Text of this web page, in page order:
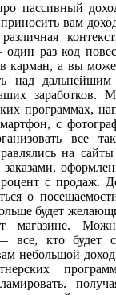
пассивный
вам
один раз код
карман, а вы
над
заработков.
программах,
с
все
на
заказами,
с продаж.
о
будет
магазине.
все, кто будет
небольшой